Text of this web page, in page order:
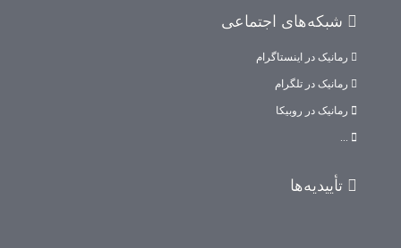
شبکه‌های اجتماعی
رمانیک در اینستاگرام
رمانیک در تلگرام
رمانیک در روبیکا
تأییدیه‌ها